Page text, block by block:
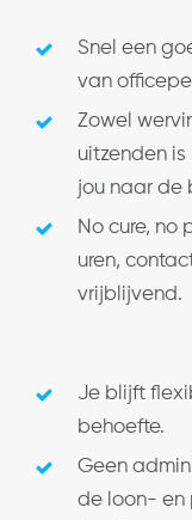
Snel een
van
Zowel
uitzenden
jou naar de
No cure, no
uren,
vrijblijvend.
Je blijft
behoefte.
Geen
de loon- en